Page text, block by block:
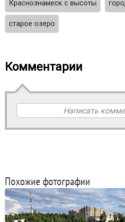
Краснознамеск с высоты
старое озеро
Комментарии
Написать
Похожие фотографии